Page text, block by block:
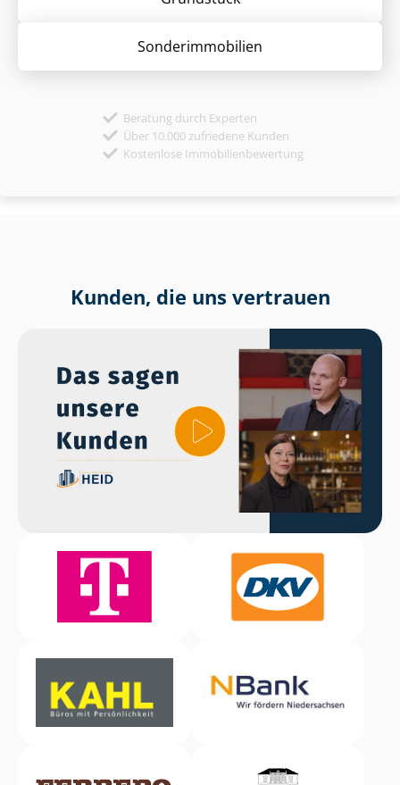
Sonder­immobilien
Beratung durch Experten
Über 10.000 zufriedene Kunden
Kostenlose Immobilienbewertung
Kunden, die uns vertrauen